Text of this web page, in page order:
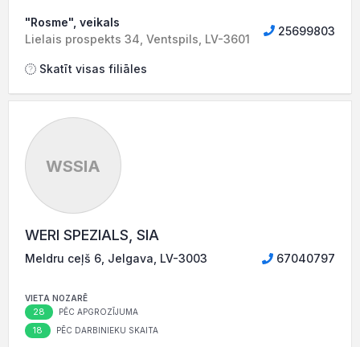
"Rosme", veikals
Lielais prospekts 34, Ventspils, LV-3601
25699803
Skatīt visas filiāles
WSSIA
WERI SPEZIALS, SIA
Meldru ceļš 6, Jelgava, LV-3003 67040797
VIETA NOZARĒ
28 PĒC APGROZĪJUMA
18 PĒC DARBINIEKU SKAITA